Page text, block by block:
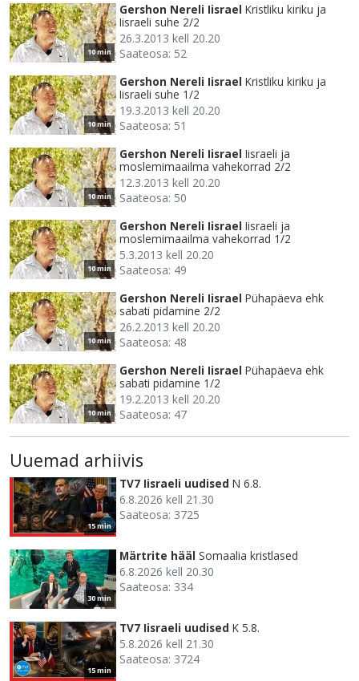
10 min
Gershon Nereli Iisrael Kristliku kiriku ja
Iisraeli suhe 2/2
26.3.2013 kell 20.20
Saateosa: 52
10 min
Gershon Nereli Iisrael Kristliku kiriku ja
Iisraeli suhe 1/2
19.3.2013 kell 20.20
Saateosa: 51
10 min
Gershon Nereli Iisrael Iisraeli ja
moslemimaailma vahekorrad 2/2
12.3.2013 kell 20.20
Saateosa: 50
10 min
Gershon Nereli Iisrael Iisraeli ja
moslemimaailma vahekorrad 1/2
5.3.2013 kell 20.20
Saateosa: 49
10 min
Gershon Nereli Iisrael Pühapäeva ehk
sabati pidamine 2/2
26.2.2013 kell 20.20
Saateosa: 48
10 min
Gershon Nereli Iisrael Pühapäeva ehk
sabati pidamine 1/2
19.2.2013 kell 20.20
Saateosa: 47
Uuemad arhiivis
15 min
TV7 Iisraeli uudised N 6.8.
6.8.2026 kell 21.30
Saateosa: 3725
30 min
Märtrite hääl Somaalia kristlased
6.8.2026 kell 20.30
Saateosa: 334
15 min
TV7 Iisraeli uudised K 5.8.
5.8.2026 kell 21.30
Saateosa: 3724